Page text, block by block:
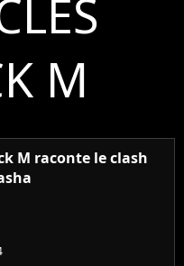
M
M raconte le clash